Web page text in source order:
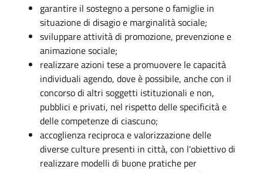
garantire il sostegno a persone o famiglie in
situazione di disagio e marginalità sociale;
sviluppare attività di promozione, prevenzione e
animazione sociale;
realizzare azioni tese a promuovere le capacità
individuali agendo, dove è possibile, anche con il
concorso di altri soggetti istituzionali e non,
pubblici e privati, nel rispetto delle specificità e
delle competenze di ciascuno;
accoglienza reciproca e valorizzazione delle
diverse culture presenti in città, con l'obiettivo di
realizzare modelli di buone pratiche per